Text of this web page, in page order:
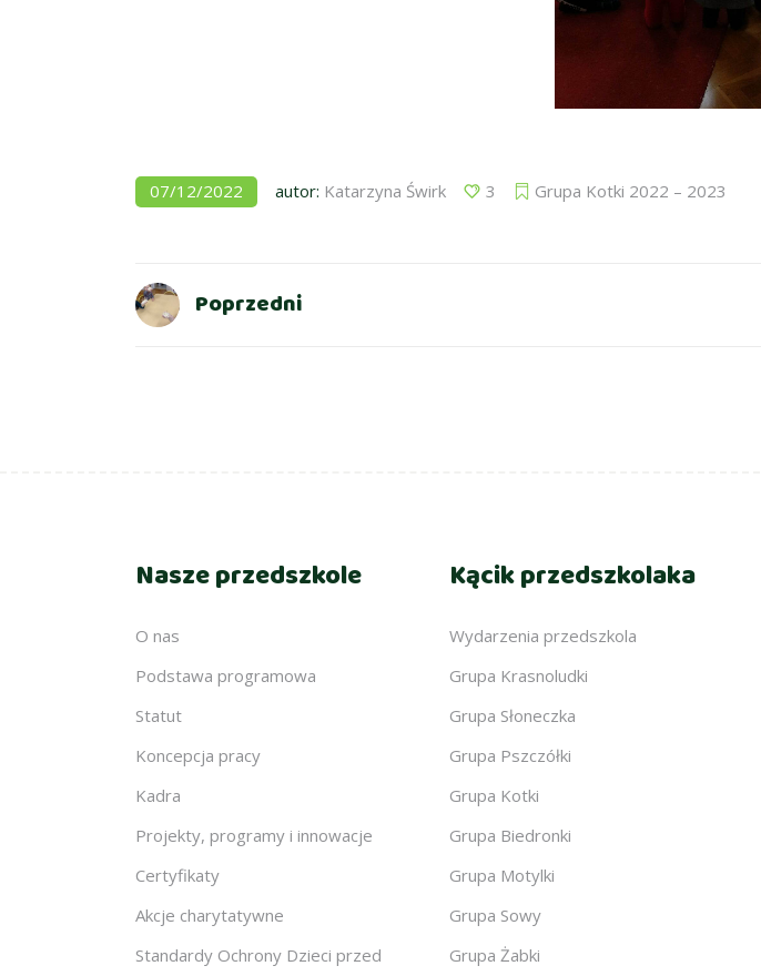
07/12/2022 autor: Katarzyna Świrk 3 Grupa Kotki 2022 – 2023
Poprzedni
Nasze przedszkole
O nas
Podstawa programowa
Statut
Koncepcja pracy
Kadra
Projekty, programy i innowacje
Certyfikaty
Akcje charytatywne
Standardy Ochrony Dzieci przed
Kącik przedszkolaka
Wydarzenia przedszkola
Grupa Krasnoludki
Grupa Słoneczka
Grupa Pszczółki
Grupa Kotki
Grupa Biedronki
Grupa Motylki
Grupa Sowy
Grupa Żabki